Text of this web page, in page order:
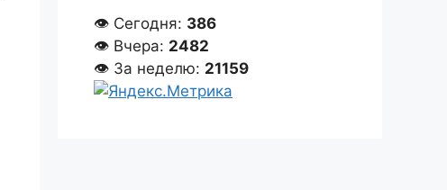
👁 Сегодня: 386
👁 Вчера: 2482
👁 За неделю: 21159